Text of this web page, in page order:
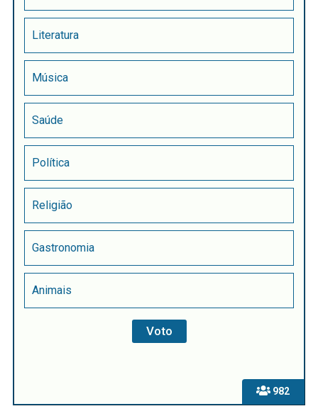
982
Literatura
Música
Saúde
Política
Religião
Gastronomia
Animais